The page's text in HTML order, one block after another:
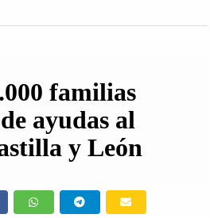
familias
ayudas al
y León